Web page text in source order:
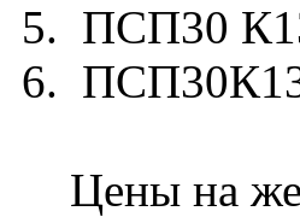
5. ПСП30
6.
Цены на